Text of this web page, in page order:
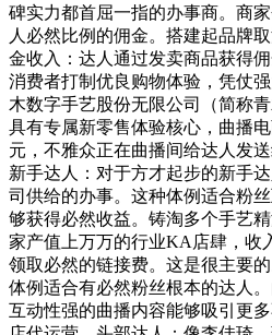
碑实力都首屈一指的办事商。商
人必然比例的佣金。搭建起品牌
金收入：达人通过发卖商品获得
消费者打制优良购物体验，凭仗
木数字手艺股份无限公司（简称
具有专属新零售体验核心，曲播
元，不雅众正在曲播间给达人发送
新手达人：对于方才起步的新手
司供给的办事。这种体例适合粉
够获得必然收益。铸淘多个手艺
家产值上万万的行业KA店肆，收
领取必然的链接费。这是很主要
体例适合有必然粉丝根本的达人
互动性强的曲播内容能够吸引更